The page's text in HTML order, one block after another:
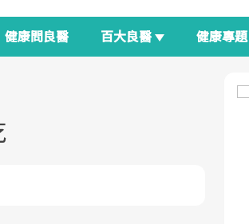
健康問良醫 百大良醫 健康專題